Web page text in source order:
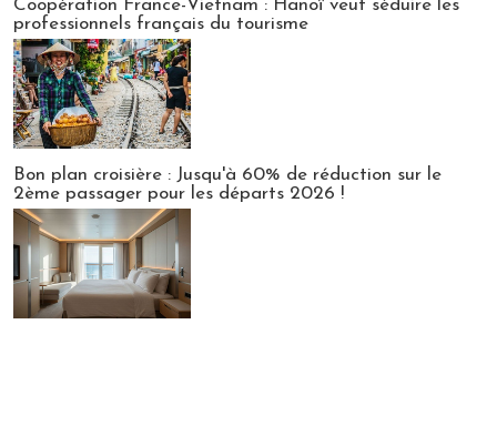
Coopération France-Vietnam : Hanoï veut séduire les
professionnels français du tourisme
Bon plan croisière : Jusqu'à 60% de réduction sur le
2ème passager pour les départs 2026 !